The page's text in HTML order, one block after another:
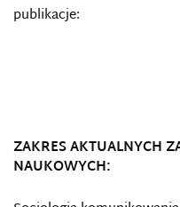
publikacje:
ZAKRES AKTUALNYCH
NAUKOWYCH: